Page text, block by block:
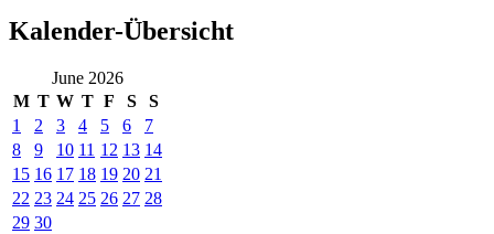
Kalender-Übersicht
June 2026
M T W T F S
S
1
2 3 4 5 6
7
8
9 10 11 12 13 14
15 16 17 18 19 20 21
22 23 24 25 26 27 28
29 30